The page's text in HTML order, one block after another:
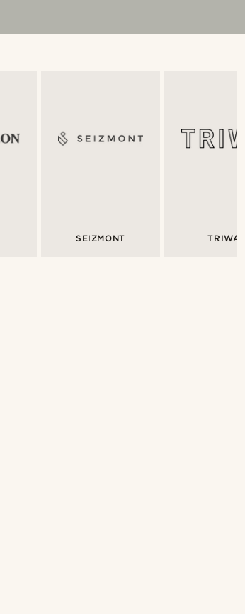
SEIZMONT TRIWA